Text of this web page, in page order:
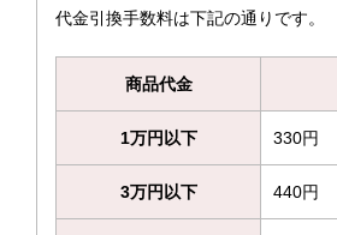
代金引換手数料は下記の通りです。
商品代金
1万円以下 330円
3万円以下 440円